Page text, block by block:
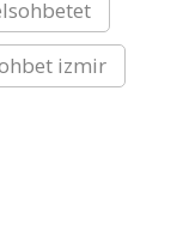
izmir